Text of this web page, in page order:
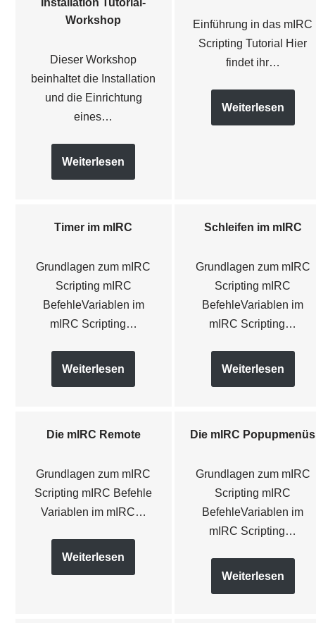
Workshop
Dieser Workshop
beinhaltet die Installation
und die Einrichtung
eines…
Weiterlesen
Einführung in das mIRC
Scripting Tutorial Hier
findet ihr…
Weiterlesen
Timer im mIRC
Grundlagen zum mIRC
Scripting mIRC
BefehleVariablen im
mIRC Scripting…
Weiterlesen
Schleifen im mIRC
Grundlagen zum mIRC
Scripting mIRC
BefehleVariablen im
mIRC Scripting…
Weiterlesen
Die mIRC Remote
Grundlagen zum mIRC
Scripting mIRC Befehle
Variablen im mIRC…
Weiterlesen
Die mIRC Popupmenüs
Grundlagen zum mIRC
Scripting mIRC
BefehleVariablen im
mIRC Scripting…
Weiterlesen